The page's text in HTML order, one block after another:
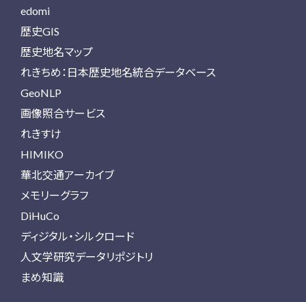
edomi
歴史GIS
歴史地名マップ
れきちめ：日本歴史地名統合データベース
GeoNLP
画像照合サービス
れきすけ
HIMIKO
華北交通アーカイブ
メモリーグラフ
DiHuCo
ディジタル・シルクロード
人文学研究データリポジトリ
まめ知識